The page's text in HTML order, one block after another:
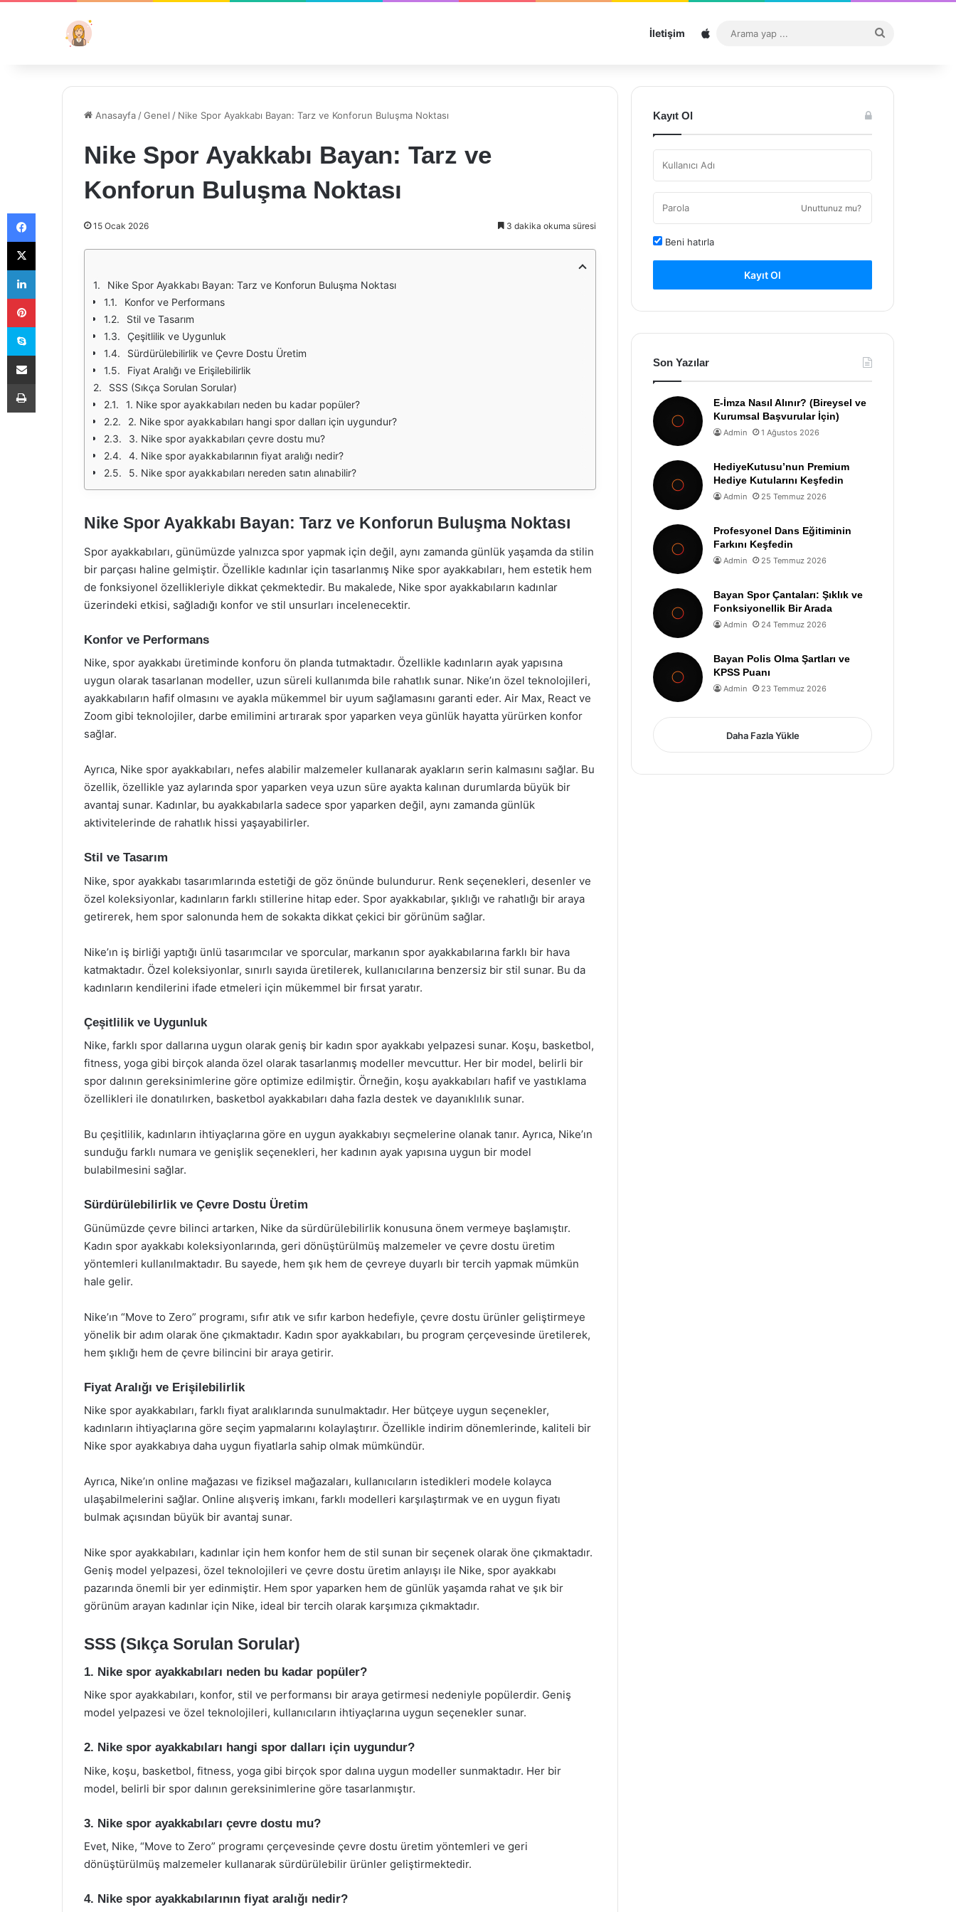
İletişim Sitemap
...
Anasayfa /Genel / Nike Spor Ayakkabı Bayan: Tarz ve Konforun Buluşma Noktası
Nike Spor Ayakkabı Bayan: Tarz ve
Konforun Buluşma Noktası
15 Ocak 2026 3 dakika okuma süresi
Nike Spor Ayakkabı Bayan: Tarz ve Konforun Buluşma Noktası
Konfor ve Performans
Stil ve Tasarım
Çeşitlilik ve Uygunluk
Sürdürülebilirlik ve Çevre Dostu Üretim
Fiyat Aralığı ve Erişilebilirlik
SSS (Sıkça Sorulan Sorular)
1. Nike spor ayakkabıları neden bu kadar popüler?
2. Nike spor ayakkabıları hangi spor dalları için uygundur?
3. Nike spor ayakkabıları çevre dostu mu?
4. Nike spor ayakkabılarının fiyat aralığı nedir?
5. Nike spor ayakkabıları nereden satın alınabilir?
Nike Spor Ayakkabı Bayan: Tarz ve Konforun Buluşma Noktası
Spor ayakkabıları, günümüzde yalnızca spor yapmak için değil, aynı zamanda günlük yaşamda da stilin
bir parçası haline gelmiştir. Özellikle kadınlar için tasarlanmış Nike spor ayakkabıları, hem estetik hem
de fonksiyonel özellikleriyle dikkat çekmektedir. Bu makalede, Nike spor ayakkabıların kadınlar
üzerindeki etkisi, sağladığı konfor ve stil unsurları incelenecektir.
Konfor ve Performans
Nike, spor ayakkabı üretiminde konforu ön planda tutmaktadır. Özellikle kadınların ayak yapısına
uygun olarak tasarlanan modeller, uzun süreli kullanımda bile rahatlık sunar. Nike’ın özel teknolojileri,
ayakkabıların hafif olmasını ve ayakla mükemmel bir uyum sağlamasını garanti eder. Air Max, React ve
Zoom gibi teknolojiler, darbe emilimini artırarak spor yaparken veya günlük hayatta yürürken konfor
sağlar.
Ayrıca, Nike spor ayakkabıları, nefes alabilir malzemeler kullanarak ayakların serin kalmasını sağlar. Bu
özellik, özellikle yaz aylarında spor yaparken veya uzun süre ayakta kalınan durumlarda büyük bir
avantaj sunar. Kadınlar, bu ayakkabılarla sadece spor yaparken değil, aynı zamanda günlük
aktivitelerinde de rahatlık hissi yaşayabilirler.
Stil ve Tasarım
Nike, spor ayakkabı tasarımlarında estetiği de göz önünde bulundurur. Renk seçenekleri, desenler ve
özel koleksiyonlar, kadınların farklı stillerine hitap eder. Spor ayakkabılar, şıklığı ve rahatlığı bir araya
getirerek, hem spor salonunda hem de sokakta dikkat çekici bir görünüm sağlar.
Nike’ın iş birliği yaptığı ünlü tasarımcılar ve sporcular, markanın spor ayakkabılarına farklı bir hava
katmaktadır. Özel koleksiyonlar, sınırlı sayıda üretilerek, kullanıcılarına benzersiz bir stil sunar. Bu da
kadınların kendilerini ifade etmeleri için mükemmel bir fırsat yaratır.
Çeşitlilik ve Uygunluk
Nike, farklı spor dallarına uygun olarak geniş bir kadın spor ayakkabı yelpazesi sunar. Koşu, basketbol,
fitness, yoga gibi birçok alanda özel olarak tasarlanmış modeller mevcuttur. Her bir model, belirli bir
spor dalının gereksinimlerine göre optimize edilmiştir. Örneğin, koşu ayakkabıları hafif ve yastıklama
özellikleri ile donatılırken, basketbol ayakkabıları daha fazla destek ve dayanıklılık sunar.
Bu çeşitlilik, kadınların ihtiyaçlarına göre en uygun ayakkabıyı seçmelerine olanak tanır. Ayrıca, Nike’ın
sunduğu farklı numara ve genişlik seçenekleri, her kadının ayak yapısına uygun bir model
bulabilmesini sağlar.
Sürdürülebilirlik ve Çevre Dostu Üretim
Günümüzde çevre bilinci artarken, Nike da sürdürülebilirlik konusuna önem vermeye başlamıştır.
Kadın spor ayakkabı koleksiyonlarında, geri dönüştürülmüş malzemeler ve çevre dostu üretim
yöntemleri kullanılmaktadır. Bu sayede, hem şık hem de çevreye duyarlı bir tercih yapmak mümkün
hale gelir.
Nike’ın “Move to Zero” programı, sıfır atık ve sıfır karbon hedefiyle, çevre dostu ürünler geliştirmeye
yönelik bir adım olarak öne çıkmaktadır. Kadın spor ayakkabıları, bu program çerçevesinde üretilerek,
hem şıklığı hem de çevre bilincini bir araya getirir.
Fiyat Aralığı ve Erişilebilirlik
Nike spor ayakkabıları, farklı fiyat aralıklarında sunulmaktadır. Her bütçeye uygun seçenekler,
kadınların ihtiyaçlarına göre seçim yapmalarını kolaylaştırır. Özellikle indirim dönemlerinde, kaliteli bir
Nike spor ayakkabıya daha uygun fiyatlarla sahip olmak mümkündür.
Ayrıca, Nike’ın online mağazası ve fiziksel mağazaları, kullanıcıların istedikleri modele kolayca
ulaşabilmelerini sağlar. Online alışveriş imkanı, farklı modelleri karşılaştırmak ve en uygun fiyatı
bulmak açısından büyük bir avantaj sunar.
Nike spor ayakkabıları, kadınlar için hem konfor hem de stil sunan bir seçenek olarak öne çıkmaktadır.
Geniş model yelpazesi, özel teknolojileri ve çevre dostu üretim anlayışı ile Nike, spor ayakkabı
pazarında önemli bir yer edinmiştir. Hem spor yaparken hem de günlük yaşamda rahat ve şık bir
görünüm arayan kadınlar için Nike, ideal bir tercih olarak karşımıza çıkmaktadır.
SSS (Sıkça Sorulan Sorular)
1. Nike spor ayakkabıları neden bu kadar popüler?
Nike spor ayakkabıları, konfor, stil ve performansı bir araya getirmesi nedeniyle popülerdir. Geniş
model yelpazesi ve özel teknolojileri, kullanıcıların ihtiyaçlarına uygun seçenekler sunar.
2. Nike spor ayakkabıları hangi spor dalları için uygundur?
Nike, koşu, basketbol, fitness, yoga gibi birçok spor dalına uygun modeller sunmaktadır. Her bir
model, belirli bir spor dalının gereksinimlerine göre tasarlanmıştır.
3. Nike spor ayakkabıları çevre dostu mu?
Evet, Nike, “Move to Zero” programı çerçevesinde çevre dostu üretim yöntemleri ve geri
dönüştürülmüş malzemeler kullanarak sürdürülebilir ürünler geliştirmektedir.
4. Nike spor ayakkabılarının fiyat aralığı nedir?
Kayıt Ol
Unuttunuz mu?
Beni hatırla
Kayıt Ol
Son Yazılar
E-İmza Nasıl Alınır? (Bireysel ve
Kurumsal Başvurular İçin)
Admin 1 Ağustos 2026
HediyeKutusu’nun Premium
Hediye Kutularını Keşfedin
Admin 25 Temmuz 2026
Profesyonel Dans Eğitiminin
Farkını Keşfedin
Admin 25 Temmuz 2026
Bayan Spor Çantaları: Şıklık ve
Fonksiyonellik Bir Arada
Admin 24 Temmuz 2026
Bayan Polis Olma Şartları ve
KPSS Puanı
Admin 23 Temmuz 2026
Daha Fazla Yükle
Facebook
X
LinkedIn
Pinterest
Skype
E-Posta ile paylaş